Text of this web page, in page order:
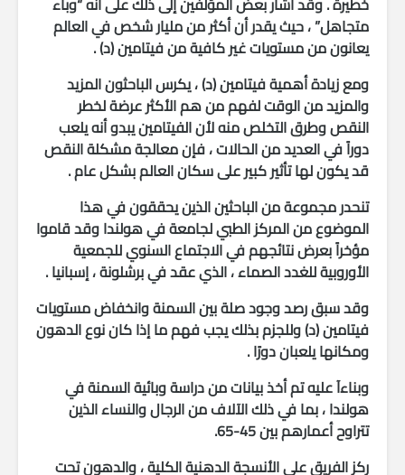
متجاهل” ، حيث يقدر أن أكثر من مليار شخص في العالم
يعانون من مستويات غير كافية من فيتامين (د) .
ومع زيادة أهمية فيتامين (د) ، يكرس الباحثون المزيد
والمزيد من الوقت لفهم من هم الأكثر عرضة لخطر
النقص وطرق التخلص منه لأن الفيتامين يبدو أنه يلعب
دوراً في العديد من الحالات ، فإن معالجة مشكلة النقص
قد يكون لها تأثير كبير على سكان العالم بشكل عام .
تنحدر مجموعة من الباحثين الذين يحققون في هذا
الموضوع منالمركز الطبي لجامعةفي هولندا وقد قاموا
مؤخراً بعرض نتائجهم في الاجتماع السنوي للجمعية
الأوروبية للغدد الصماء ، الذي عقد في برشلونة ، إسبانيا .
وقد سبق رصد وجود صلة بين السمنة وانخفاض مستويات
فيتامين (د) وللجزم بذلك يجب فهم ما إذا كان نوع الدهون
ومكانها يلعبان دورًا .
وبناءآ عليه تم أخذ بيانات من دراسة وبائية السمنة في
هولندا ، بما في ذلك الآلاف من الرجال والنساء الذين
تتراوح أعمارهم بين 45-65.
ركز الفريق على الأنسجة الدهنية الكلية ، والدهون تحت